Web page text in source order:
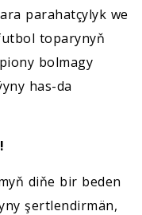
parahatçylyk we
toparynyň
bolmagy
has-da
diňe bir beden
şertlendirmän,